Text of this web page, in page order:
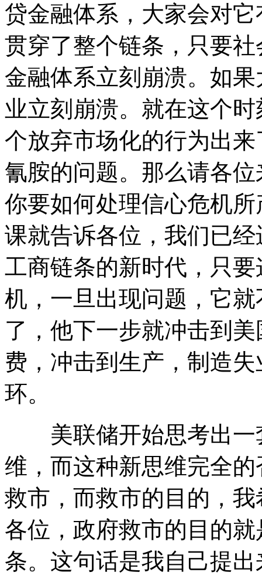
贷金融体系，大家会对
贯穿了整个链条，只要
金融体系立刻崩溃。如
业立刻崩溃。就在这个
个放弃市场化的行为出
氰胺的问题。那么请各
你要如何处理信心危机
课就告诉各位，我们已
工商链条的新时代，只
机，一旦出现问题，它
了，他下一步就冲击到
费，冲击到生产，制造
环。
美联储开始思考出一
维，而这种新思维完全
救市，而救市的目的，
各位，政府救市的目的
条。这句话是我自己提